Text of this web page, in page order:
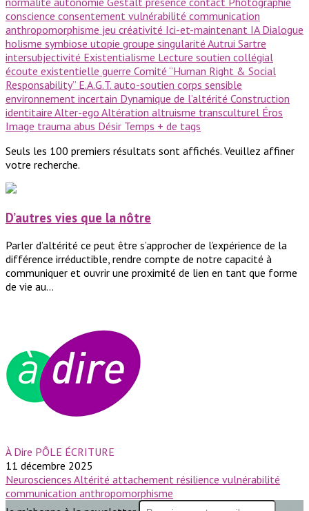
conscience consentement vulnérabilité communication
anthropomorphisme jeu créativité Ici-et-maintenant IA Dialogue
holisme symbiose utopie groupe singularité Autrui Sartre
intersubjectivité Existentialisme Lecture soutien collégial
écoute existentielle guerre Comité ‘’Human Right & Social
Responsability’’ E.A.G.T. auto-soutien corps sensible
environnement incertain Dynamique de l’altérité Construction
identitaire Alter-ego Altération altruisme transculturel Éros
Image trauma abus Désir Temps + de tags
Seuls les 100 premiers résultats sont affichés. Veuillez affiner
votre recherche.
D’autres vies que la nôtre
Parler d’altérité ce peut être s’approcher de l’expérience de la
différence irréductible, rendre compte de notre capacité à
communiquer et ouvrir une proximité de lien en tant que forme
de vie au...
À Dire PÔLE ÉCRITURE
11 décembre 2025
Neurosciences Altérité attachement résilience vulnérabilité
communication anthropomorphisme